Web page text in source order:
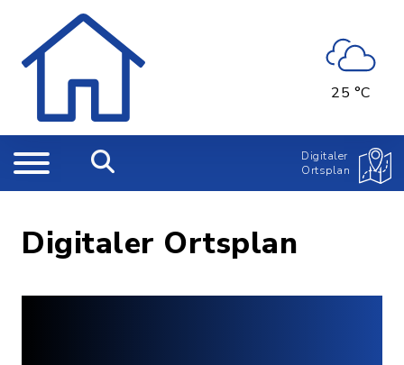
25 °C
Digitaler
Ortsplan
Digitaler Ortsplan